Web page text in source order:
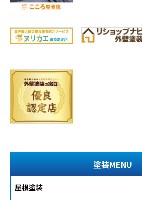
塗装MENU
屋根塗装